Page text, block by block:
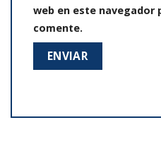
web en este navegador
comente.